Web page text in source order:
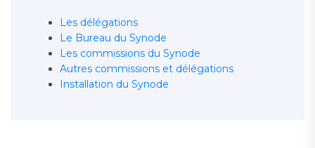
Les délégations
Le Bureau du Synode
Les commissions du Synode
Autres commissions et délégations
Installation du Synode